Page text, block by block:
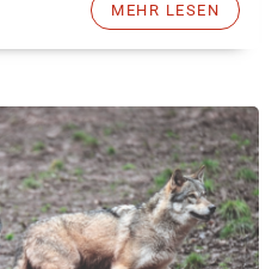
MEHR LESEN